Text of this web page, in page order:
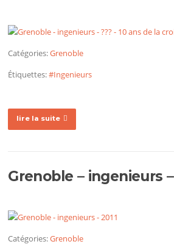
Catégories:Grenoble
Étiquettes:#Ingenieurs
lire la suite
Grenoble – ingenieurs –
Catégories:Grenoble